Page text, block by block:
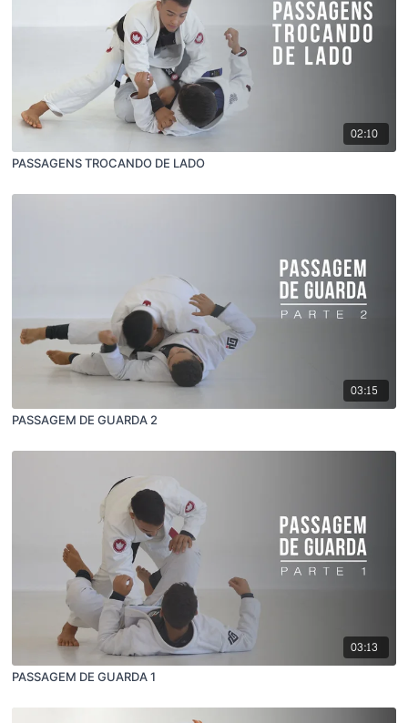
02:10
PASSAGENS TROCANDO DE LADO
03:15
PASSAGEM DE GUARDA 2
03:13
PASSAGEM DE GUARDA 1